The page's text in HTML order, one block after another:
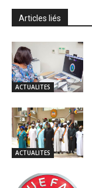
Articles liés
ACTUALITES
ACTUALITES